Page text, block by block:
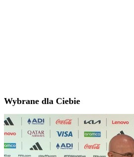
Wybrane dla Ciebie